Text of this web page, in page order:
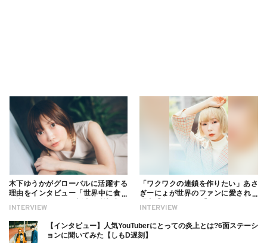
INTERVIEW
木下ゆうかがグローバルに活躍する
理由をインタビュー「世界中に食べ
ついても
INTERVIEW
「ワクワクの連鎖を作りたい」あさ
ぎーにょが世界のファンに愛される
【インタビュー】人気YouTuberにとっての炎上とは?6面ステーシ
ョンに聞いてみた【しもD遅刻】